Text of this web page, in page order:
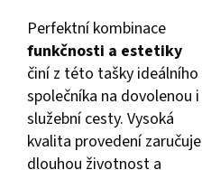
Perfektní kombinace
funkčnosti a estetiky
činí z této tašky ideálního
společníka na dovolenou i
služební cesty. Vysoká
kvalita provedení zaručuje
dlouhou životnost a